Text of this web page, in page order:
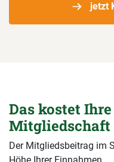
jetzt
Das kostet
Mitgliedschaft
Der Mitgliedsbeitrag im
Höhe Ihrer Einnahmen.